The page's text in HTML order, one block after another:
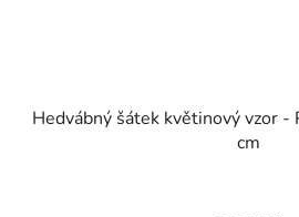
Hedvábný šátek květinový vzor
cm